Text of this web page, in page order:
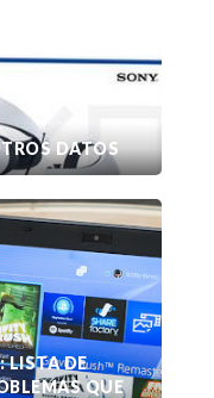
DATOS
LISTA DE
QUE